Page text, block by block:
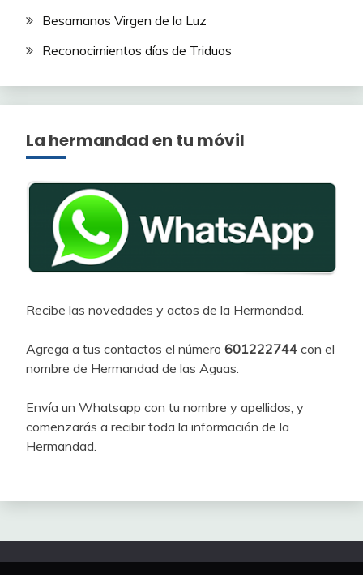
Besamanos Virgen de la Luz
Reconocimientos días de Triduos
La hermandad en tu móvil
Recibe las novedades y actos de la Hermandad.
Agrega a tus contactos el número 601222744 con el
nombre de Hermandad de las Aguas.
Envía un Whatsapp con tu nombre y apellidos, y
comenzarás a recibir toda la información de la
Hermandad.